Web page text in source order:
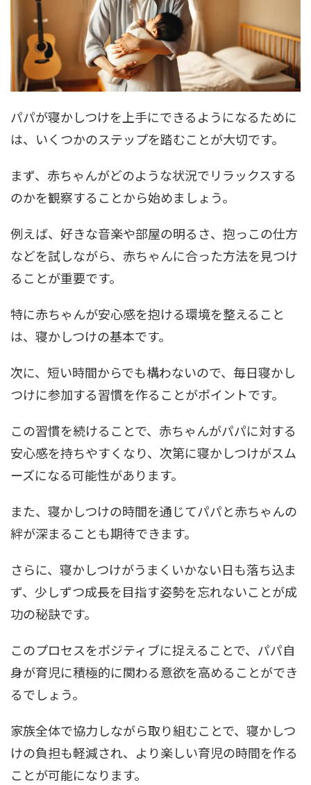
パパが寝かしつけを上手にできるようになるために
は、いくつかのステップを踏むことが大切です。
まず、赤ちゃんがどのような状況でリラックスする
のかを観察することから始めましょう。
例えば、好きな音楽や部屋の明るさ、抱っこの仕方
などを試しながら、赤ちゃんに合った方法を見つけ
ることが重要です。
特に赤ちゃんが安心感を抱ける環境を整えること
は、寝かしつけの基本です。
次に、短い時間からでも構わないので、毎日寝かし
つけに参加する習慣を作ることがポイントです。
この習慣を続けることで、赤ちゃんがパパに対する
安心感を持ちやすくなり、次第に寝かしつけがスム
ーズになる可能性があります。
また、寝かしつけの時間を通じてパパと赤ちゃんの
絆が深まることも期待できます。
さらに、寝かしつけがうまくいかない日も落ち込ま
ず、少しずつ成長を目指す姿勢を忘れないことが成
功の秘訣です。
このプロセスをポジティブに捉えることで、パパ自
身が育児に積極的に関わる意欲を高めることができ
るでしょう。
家族全体で協力しながら取り組むことで、寝かしつ
けの負担も軽減され、より楽しい育児の時間を作る
ことが可能になります。